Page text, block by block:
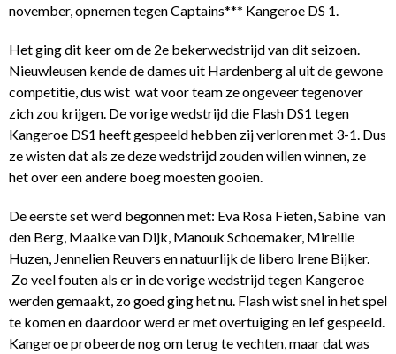
november, opnemen tegen Captains*** Kangeroe DS 1.
Het ging dit keer om de 2e bekerwedstrijd van dit seizoen.
Nieuwleusen kende de dames uit Hardenberg al uit de gewone
competitie, dus wist wat voor team ze ongeveer tegenover
zich zou krijgen. De vorige wedstrijd die Flash DS1 tegen
Kangeroe DS1 heeft gespeeld hebben zij verloren met 3-1. Dus
ze wisten dat als ze deze wedstrijd zouden willen winnen, ze
het over een andere boeg moesten gooien.
De eerste set werd begonnen met: Eva Rosa Fieten, Sabine van
den Berg, Maaike van Dijk, Manouk Schoemaker, Mireille
Huzen, Jennelien Reuvers en natuurlijk de libero Irene Bijker.
Zo veel fouten als er in de vorige wedstrijd tegen Kangeroe
werden gemaakt, zo goed ging het nu. Flash wist snel in het spel
te komen en daardoor werd er met overtuiging en lef gespeeld.
Kangeroe probeerde nog om terug te vechten, maar dat was